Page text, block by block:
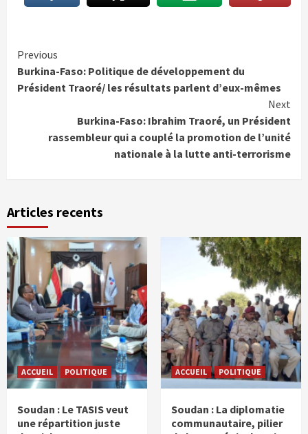
Continue
Reading
Previous
Burkina-Faso: Politique de développement du
Président Traoré/ les résultats parlent d’eux-mêmes
Next
Burkina-Faso: Ibrahim Traoré, un Président
rassembleur qui a couplé la promotion de l’unité
nationale à la lutte anti-terrorisme
Articles recents
ACCUEIL POLITIQUE
Soudan : Le TASIS veut
une répartition juste
ACCUEIL POLITIQUE
Soudan : La diplomatie
communautaire, pilier